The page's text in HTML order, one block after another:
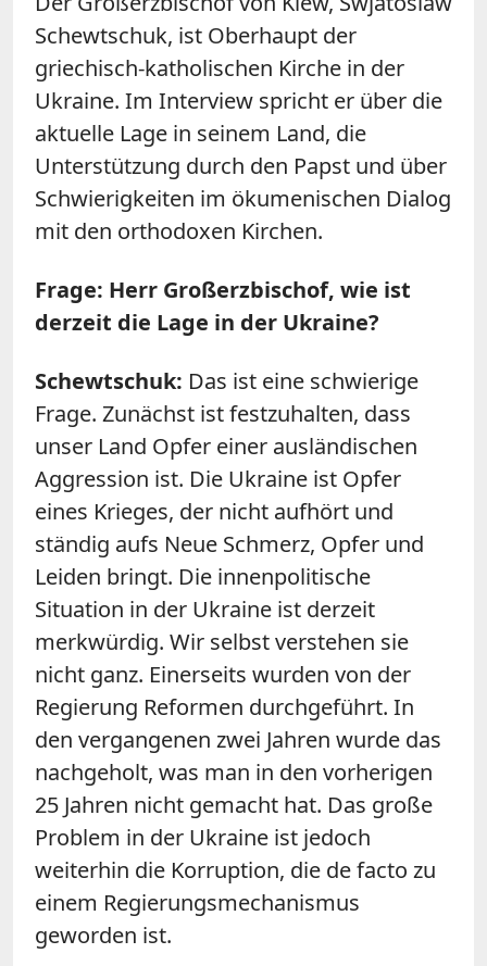
Schewtschuk, ist Oberhaupt der
griechisch-katholischen Kirche in der
Ukraine. Im Interview spricht er über die
aktuelle Lage in seinem Land, die
Unterstützung durch den Papst und über
Schwierigkeiten im ökumenischen Dialog
mit den orthodoxen Kirchen.
Frage: Herr Großerzbischof, wie ist
derzeit die Lage in der Ukraine?
Schewtschuk: Das ist eine schwierige
Frage. Zunächst ist festzuhalten, dass
unser Land Opfer einer ausländischen
Aggression ist. Die Ukraine ist Opfer
eines Krieges, der nicht aufhört und
ständig aufs Neue Schmerz, Opfer und
Leiden bringt. Die innenpolitische
Situation in der Ukraine ist derzeit
merkwürdig. Wir selbst verstehen sie
nicht ganz. Einerseits wurden von der
Regierung Reformen durchgeführt. In
den vergangenen zwei Jahren wurde das
nachgeholt, was man in den vorherigen
25 Jahren nicht gemacht hat. Das große
Problem in der Ukraine ist jedoch
weiterhin die Korruption, die de facto zu
einem Regierungsmechanismus
geworden ist.